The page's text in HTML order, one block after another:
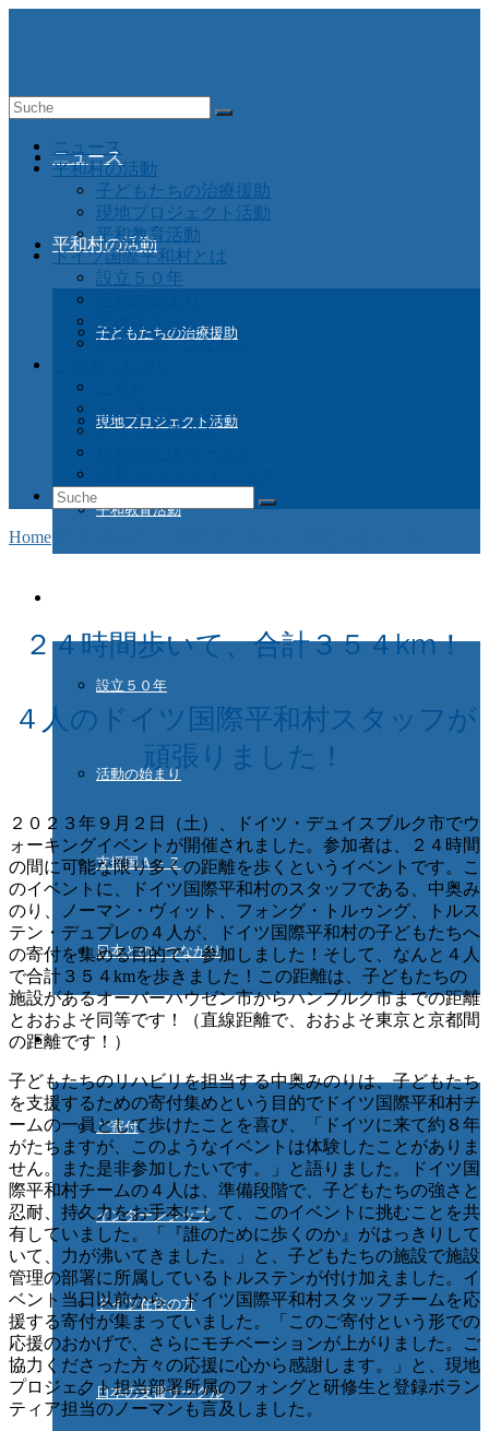
ニュース
平和村の活動
子どもたちの治療援助
現地プロジェクト活動
平和教育活動
設立５０年
活動の始まり
支援国Ａ－Ｚ
日本との つながり
ご協力ください
ご寄付
インターンシップ
ドイツ在住の方
日本の支援サークル
Suche
ニュース
平和村の活動
子どもたちの治療援助
現地プロジェクト活動
平和教育活動
ドイツ国際平和村とは
設立５０年
支援国Ａ－Ｚ
日本との つながり
インターンシップ
ドイツ在住の方
Suche
nach:
Home
２４時間歩いて、合計３５４km！
４人のドイツ国際平和村スタッフが
頑張りました！
２０２３年９月２日（土）、ドイツ・デュイスブルク市でウ
ォーキングイベントが開催されました。参加者は、２４時間
の間に可能な限り多くの距離を歩くというイベントです。こ
のイベントに、ドイツ国際平和村のスタッフである、中奥み
のり、ノーマン・ヴィット、フォング・トルゥング、トルス
テン・デュプレの４人が、ドイツ国際平和村の子どもたちへ
の寄付を集める目的で、参加しました！そして、なんと４人
で合計３５４kmを歩きました！この距離は、子どもたちの
施設があるオーバーハウゼン市からハンブルク市までの距離
とおおよそ同等です！（直線距離で、おおよそ東京と京都間
の距離です！）
子どもたちのリハビリを担当する中奥みのりは、子どもたち
を支援するための寄付集めという目的でドイツ国際平和村チ
ームの一員として歩けたことを喜び、「ドイツに来て約８年
がたちますが、このようなイベントは体験したことがありま
せん。また是非参加したいです。」と語りました。ドイツ国
際平和村チームの４人は、準備段階で、子どもたちの強さと
忍耐、持久力をお手本にして、このイベントに挑むことを共
有していました。「『誰のために歩くのか』がはっきりして
いて、力が沸いてきました。」と、子どもたちの施設で施設
管理の部署に所属しているトルステンが付け加えました。イ
ベント当日以前から、ドイツ国際平和村スタッフチームを応
援する寄付が集まっていました。「このご寄付という形での
応援のおかげで、さらにモチベーションが上がりました。ご
協力くださった方々の応援に心から感謝します。」と、現地
プロジェクト担当部署所属のフォングと研修生と登録ボラン
ティア担当のノーマンも言及しました。